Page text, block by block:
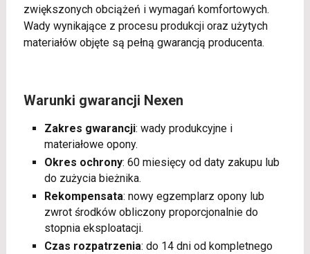
zwiększonych obciążeń i wymagań komfortowych.
Wady wynikające z procesu produkcji oraz użytych
materiałów objęte są pełną gwarancją producenta.
Warunki gwarancji Nexen
Zakres gwarancji: wady produkcyjne i
materiałowe opony.
Okres ochrony: 60 miesięcy od daty zakupu lub
do zużycia bieżnika.
Rekompensata: nowy egzemplarz opony lub
zwrot środków obliczony proporcjonalnie do
stopnia eksploatacji.
Czas rozpatrzenia: do 14 dni od kompletnego